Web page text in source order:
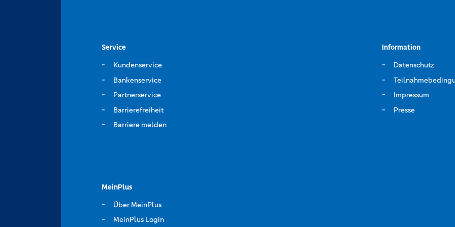
Service
Kundenservice
Bankenservice
Partnerservice
Barrierefreiheit
Barriere melden
Information
Datenschutz
Impressum
Presse
MeinPlus
Über MeinPlus
MeinPlus Login